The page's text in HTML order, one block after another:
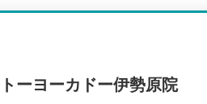
ーヨーカドー伊勢原院